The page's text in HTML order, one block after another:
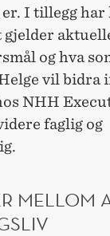
I tillegg har
gjelder
og hva
vil bidra
NHH
faglig og
MELLOM